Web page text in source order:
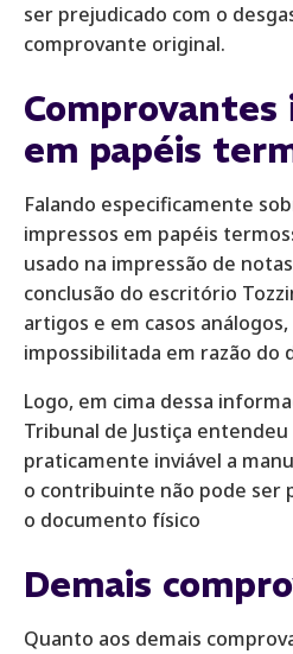
ser prejudicado com o
comprovante original.
Comprovantes
em papéis
Falando especificamente
impressos em papéis
usado na impressão de
conclusão do escritório
artigos e em casos
impossibilitada em razão do
Logo, em cima dessa
Tribunal de Justiça
praticamente inviável a
o contribuinte não pode ser
o documento físico
Demais
Quanto aos demais